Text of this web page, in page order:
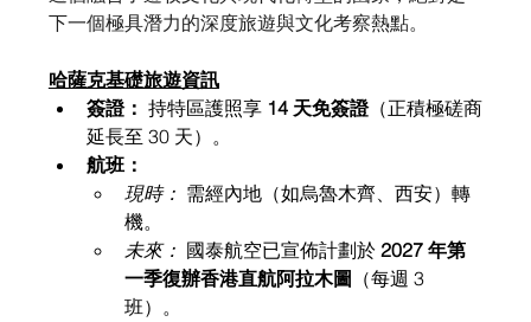
下一個極具潛力的深度旅遊與文化考察熱點。
哈薩克基礎旅遊資訊
簽證： 持特區護照享 14 天免簽證（正積極磋商
延長至 30 天）。
航班：
現時： 需經內地（如烏魯木齊、西安）轉
機。
未來： 國泰航空已宣佈計劃於 2027 年第
一季復辦香港直航阿拉木圖 （每週 3
班）。